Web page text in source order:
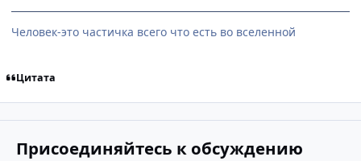
Человек-это частичка всего что есть во вселенной
Цитата
Присоединяйтесь к обсуждению